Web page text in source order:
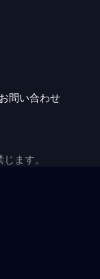
お問い合わせ
ます。